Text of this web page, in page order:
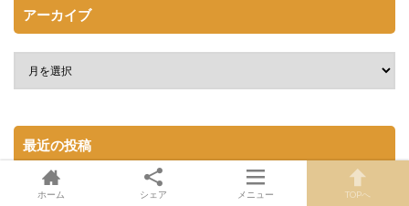
アーカイブ
最近の投稿
ホーム シェア メニュー TOPへ